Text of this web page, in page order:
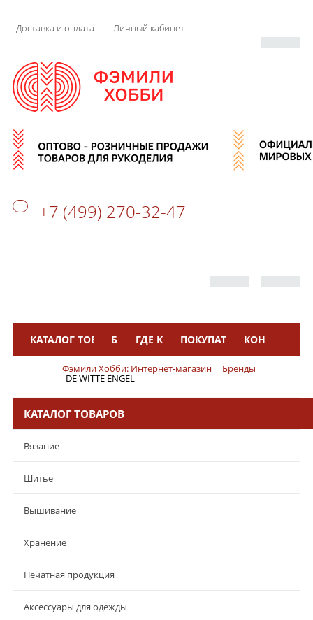
Доставка и оплата Личный кабинет
+7 (499) 270-32-47
КАТАЛОГ ТОВАРОВБРЕНДЫГДЕ КУПИТЬПОКУПАТЕЛЯМКОНТАКТЫ
Фэмили Хобби: Интернет-магазин Бренды
DE WITTE ENGEL
КАТАЛОГ ТОВАРОВ
Вязание
Шитье
Вышивание
Хранение
Печатная продукция
Аксессуары для одежды